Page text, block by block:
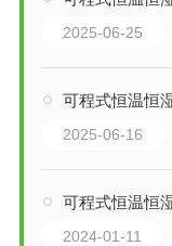
2025-06-25
可程式恒温恒湿试
2025-06-16
可程式恒温恒
2024-01-11